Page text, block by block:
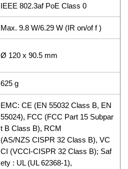
IEEE 802.3af PoE Class 0
Max. 9.8 W/6.29 W (IR on/of f )
Ø 120 x 90.5 mm
625 g
EMC: CE (EN 55032 Class B, EN
55024), FCC (FCC Part 15 Subpar
t B Class B), RCM
(AS/NZS CISPR 32 Class B), VC
CI (VCCI-CISPR 32 Class B); Saf
ety : UL (UL 62368-1),